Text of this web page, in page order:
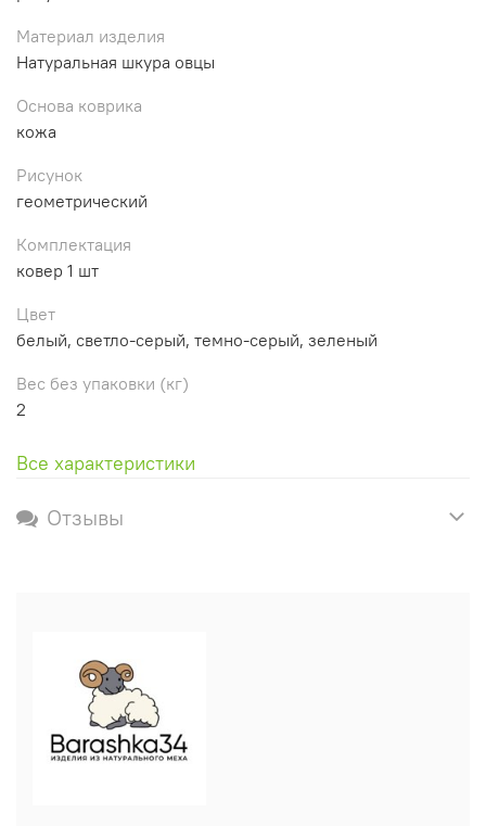
Материал изделия
Натуральная шкура овцы
Основа коврика
кожа
Рисунок
геометрический
Комплектация
ковер 1 шт
Цвет
белый, светло-серый, темно-серый, зеленый
Вес без упаковки (кг)
2
Все характеристики
Отзывы